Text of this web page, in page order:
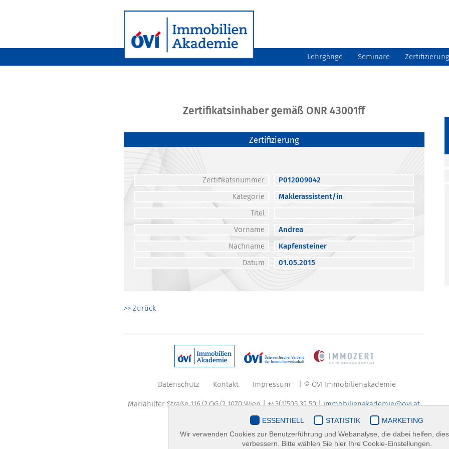
Lehrgänge Seminare Zertifizierung
Zertifikatsinhaber gemäß ONR 43001ff
Zertifizierung
Zertifikatsnummer
P012009042
Kategorie
Maklerassistent/in
Titel
Vorname
Andrea
Nachname
Kapfensteiner
Datum
01.05.2015
>> Zurück
Datenschutz Kontakt Impressum | © ÖVI Immobilienakademie
Mariahilfer Straße 116/2.OG/2 1070 Wien | +43(1)505 32 50 |immobilienakademie@ovi.at
ESSENTIELL STATISTIK
MARKETING
Wir verwenden Cookies zur Benutzerführung und Webanalyse, die dabei helfen,
verbessern. Bitte wählen Sie hier Ihre Cookie-Einstellungen.